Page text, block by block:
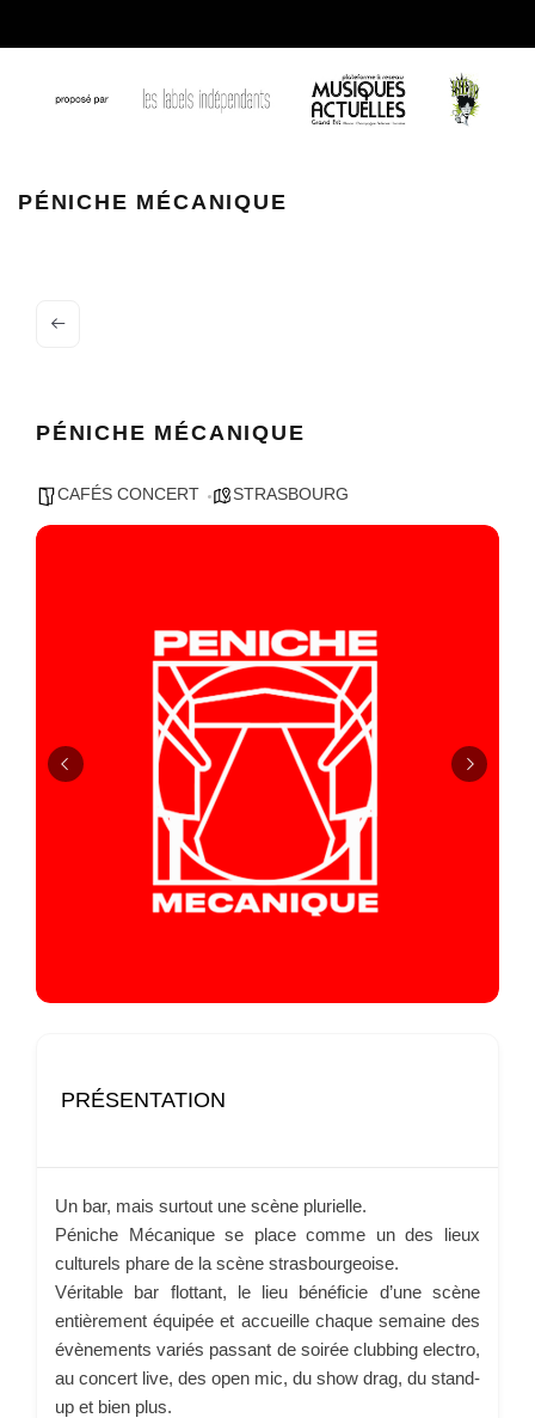
PÉNICHE MÉCANIQUE
PÉNICHE MÉCANIQUE
CAFÉS CONCERT STRASBOURG
PRÉSENTATION
Un bar, mais surtout une scène plurielle.
Péniche Mécanique se place comme un des lieux
culturels phare de la scène strasbourgeoise.
Véritable bar flottant, le lieu bénéficie d’une scène
entièrement équipée et accueille chaque semaine des
évènements variés passant de soirée clubbing electro,
au concert live, des open mic, du show drag, du stand-
up et bien plus.